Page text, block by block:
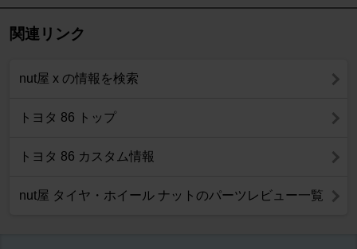
関連リンク
nut屋 x の情報を検索
トヨタ 86 トップ
トヨタ 86 カスタム情報
nut屋 タイヤ・ホイール ナットのパーツレビュー一覧